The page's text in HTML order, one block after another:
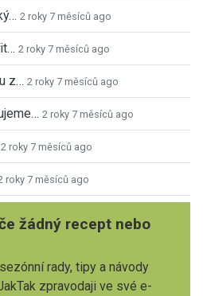
2 roky 7 měsíců ago
2 roky 7 měsíců ago
z… 2 roky 7 měsíců ago
2 roky 7 měsíců ago
2 roky 7 měsíců ago
roky 7 měsíců ago
žádný recept nebo
rady, tipy a návody
zpravodaji ve své e-